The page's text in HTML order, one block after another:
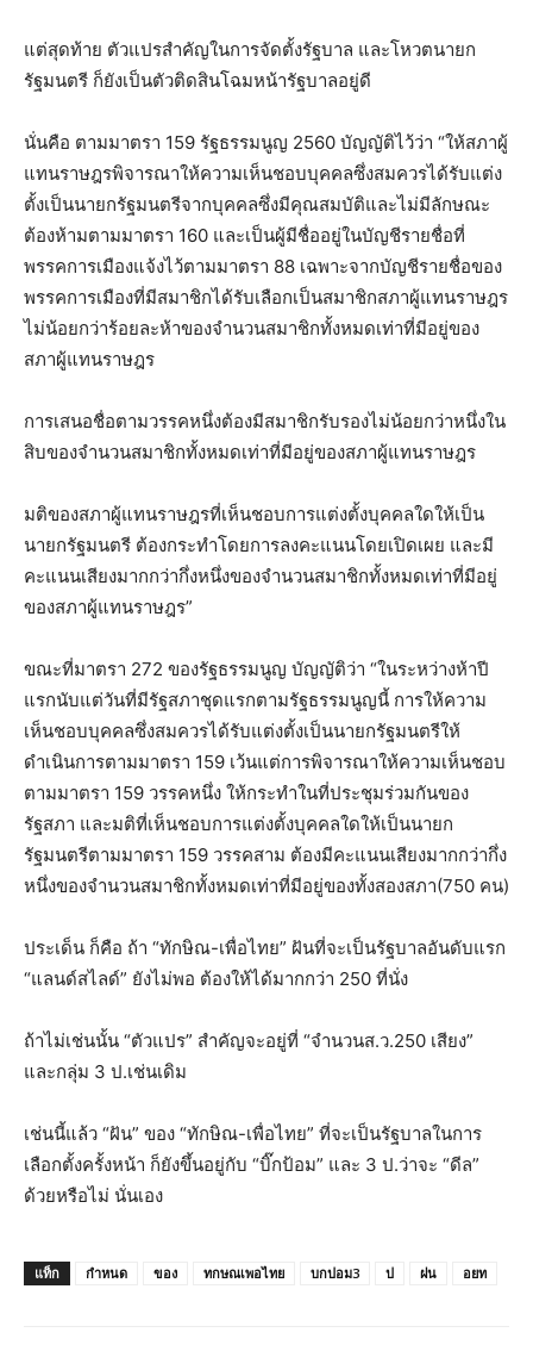
แต่สุดท้าย ตัวแปรสำคัญในการจัดตั้งรัฐบาล และโหวตนายก
รัฐมนตรี ก็ยังเป็นตัวติดสินโฉมหน้ารัฐบาลอยู่ดี
นั่นคือ ตามมาตรา 159 รัฐธรรมนูญ 2560 บัญญัติไว้ว่า “ให้สภาผู้
แทนราษฎรพิจารณาให้ความเห็นชอบบุคคลซึ่งสมควรได้รับแต่ง
ตั้งเป็นนายกรัฐมนตรีจากบุคคลซึ่งมีคุณสมบัติและไม่มีลักษณะ
ต้องห้ามตามมาตรา 160 และเป็นผู้มีชื่ออยู่ในบัญชีรายชื่อที่
พรรคการเมืองแจ้งไว้ตามมาตรา 88 เฉพาะจากบัญชีรายชื่อของ
พรรคการเมืองที่มีสมาชิกได้รับเลือกเป็นสมาชิกสภาผู้แทนราษฎร
ไม่น้อยกว่าร้อยละห้าของจำนวนสมาชิกทั้งหมดเท่าที่มีอยู่ของ
สภาผู้แทนราษฎร
การเสนอชื่อตามวรรคหนึ่งต้องมีสมาชิกรับรองไม่น้อยกว่าหนึ่งใน
สิบของจำนวนสมาชิกทั้งหมดเท่าที่มีอยู่ของสภาผู้แทนราษฎร
มติของสภาผู้แทนราษฎรที่เห็นชอบการแต่งตั้งบุคคลใดให้เป็น
นายกรัฐมนตรี ต้องกระทำโดยการลงคะแนนโดยเปิดเผย และมี
คะแนนเสียงมากกว่ากึ่งหนึ่งของจำนวนสมาชิกทั้งหมดเท่าที่มีอยู่
ของสภาผู้แทนราษฎร”
ขณะที่มาตรา 272 ของรัฐธรรมนูญ บัญญัติว่า “ในระหว่างห้าปี
แรกนับแต่วันที่มีรัฐสภาชุดแรกตามรัฐธรรมนูญนี้ การให้ความ
เห็นชอบบุคคลซึ่งสมควรได้รับแต่งตั้งเป็นนายกรัฐมนตรีให้
ดำเนินการตามมาตรา 159 เว้นแต่การพิจารณาให้ความเห็นชอบ
ตามมาตรา 159 วรรคหนึ่ง ให้กระทำในที่ประชุมร่วมกันของ
รัฐสภา และมติที่เห็นชอบการแต่งตั้งบุคคลใดให้เป็นนายก
รัฐมนตรีตามมาตรา 159 วรรคสาม ต้องมีคะแนนเสียงมากกว่ากึ่ง
หนึ่งของจำนวนสมาชิกทั้งหมดเท่าที่มีอยู่ของทั้งสองสภา(750 คน)
ประเด็น ก็คือ ถ้า “ทักษิณ-เพื่อไทย” ฝันที่จะเป็นรัฐบาลอันดับแรก
“แลนด์สไลด์” ยังไม่พอ ต้องให้ได้มากกว่า 250 ที่นั่ง
ถ้าไม่เช่นนั้น “ตัวแปร” สำคัญจะอยู่ที่ “จำนวนส.ว.250 เสียง”
และกลุ่ม 3 ป.เช่นเดิม
เช่นนี้แล้ว “ฝัน” ของ “ทักษิณ-เพื่อไทย” ที่จะเป็นรัฐบาลในการ
เลือกตั้งครั้งหน้า ก็ยังขึ้นอยู่กับ “บิ๊กป้อม” และ 3 ป.ว่าจะ “ดีล”
ด้วยหรือไม่ นั่นเอง
แท็ก กำหนด ของ ทกษณเพอไทย บกปอม3 ป ฝน อยท